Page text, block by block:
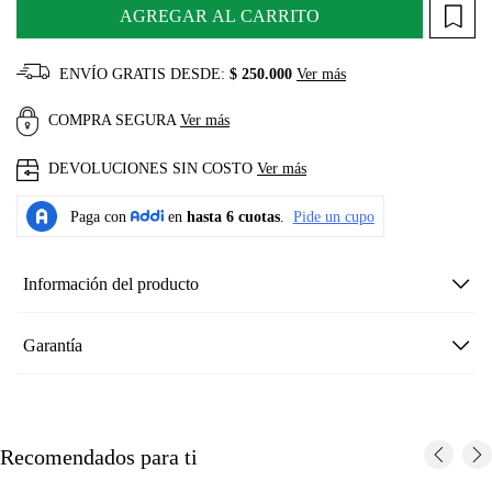
AGREGAR AL CARRITO
ENVÍO GRATIS DESDE: $ 250.000 Ver más
COMPRA SEGURA Ver más
DEVOLUCIONES SIN COSTO Ver más
Información del producto
Garantía
Recomendados para ti